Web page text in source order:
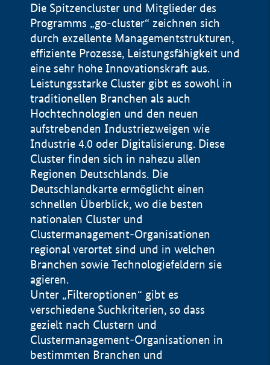
Die Spitzencluster und Mitglieder des
Programms „go-cluster“ zeichnen sich
durch exzellente Managementstrukturen,
effiziente Prozesse, Leistungsfähigkeit und
eine sehr hohe Innovationskraft aus.
Leistungsstarke Cluster gibt es sowohl in
traditionellen Branchen als auch
Hochtechnologien und den neuen
aufstrebenden Industriezweigen wie
Industrie 4.0 oder Digitalisierung. Diese
Cluster finden sich in nahezu allen
Regionen Deutschlands. Die
Deutschlandkarte ermöglicht einen
schnellen Überblick, wo die besten
nationalen Cluster und
Clustermanagement-Organisationen
regional verortet sind und in welchen
Branchen sowie Technologiefeldern sie
agieren.
Unter „Filteroptionen“ gibt es
verschiedene Suchkriterien, so dass
gezielt nach Clustern und
Clustermanagement-Organisationen in
bestimmten Branchen und
Impressum
Datenschutzerklärung
BMWE, 2026 ©
100 km © Geobasis-DE / BKG 2015